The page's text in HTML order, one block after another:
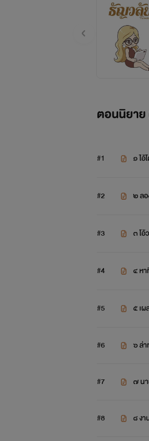
ตอนนิยาย
#1 ๑ ไอ้
#2 ๒ ล
#3 ๓ โ
#4 ๔ ห
#5 ๕ เผ
#6 ๖ ล่
#7 ๗ น
#8 ๘ งา